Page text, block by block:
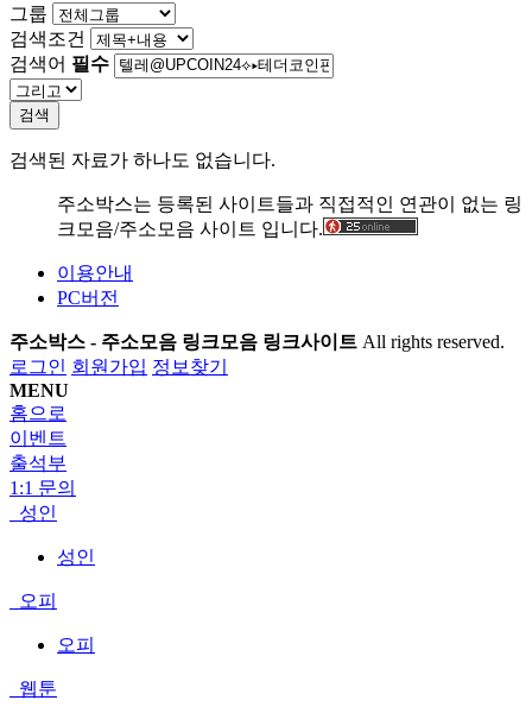
그룹
검색조건
검색어 필수
검색
검색된 자료가 하나도 없습니다.
주소박스는 등록된 사이트들과 직접적인 연관이 없는 링
크모음/주소모음 사이트 입니다.
이용안내
PC버전
주소박스 - 주소모음 링크모음 링크사이트 All rights reserved.
로그인 회원가입 정보찾기
MENU
홈으로
이벤트
출석부
1:1 문의
성인
성인
오피
오피
웹툰